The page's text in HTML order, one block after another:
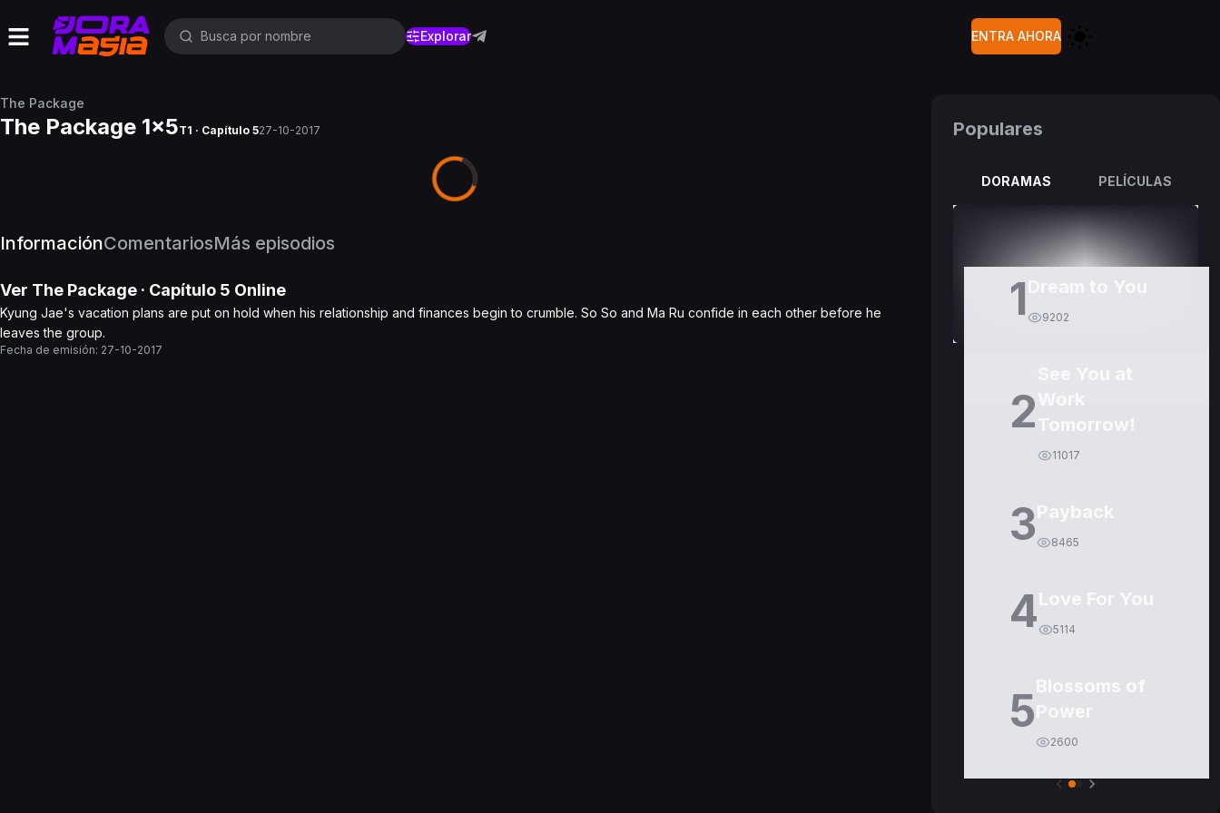
Explorar ENTRA AHORA
The Package
The Package 1x5T1 · Capítulo 527-10-2017
InformaciónComentariosMás episodios
Ver The Package · Capítulo 5 Online
Kyung Jae's vacation plans are put on hold when his relationship and finances begin to crumble. So So and Ma Ru confide in each other before he
leaves the group.
Fecha de emisión: 27-10-2017
Populares
DORAMAS PELÍCULAS
1 9202
2Work
Tomorrow!
11017
3Payback
8465
4Love For You
5114
5Blossoms of
Power
2600